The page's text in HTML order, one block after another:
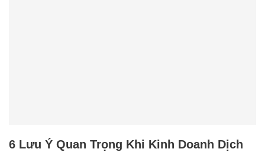
6 Lưu Ý Quan Trọng Khi Kinh Doanh Dịch